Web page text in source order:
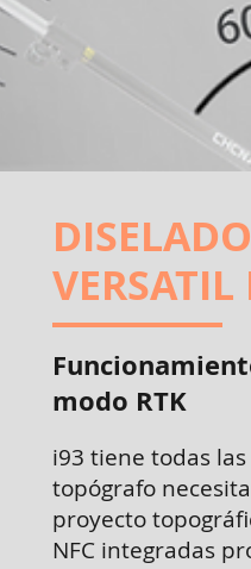
modo RTK
i93 tiene todas
topógrafo
proyecto
NFC integradas